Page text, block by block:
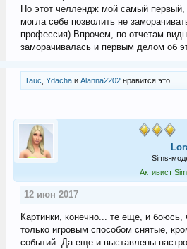
Но этот челлендж мой самый первый,
могла себе позволить не
профессия) Впрочем, по отчетам
заморачивалась и первым делом об
Tauc, Ydachaи Alanna2202нравится это.
Sims-
Активист
12 июн 2017
Картинки, конечно... те еще, и
только игровым способом снятые,
событий. Да еще и выставлены